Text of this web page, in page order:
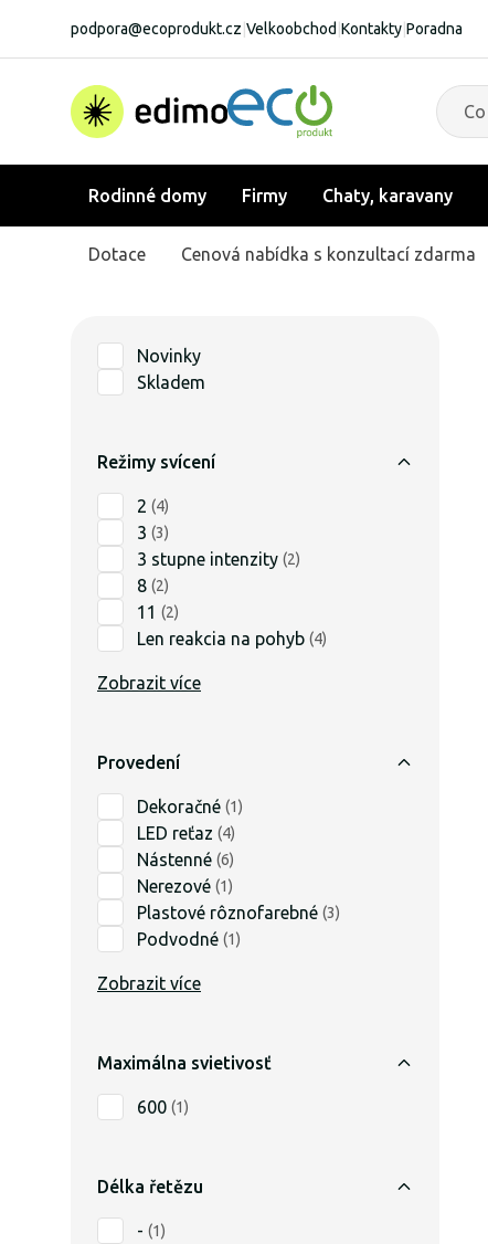
podpora@ecoprodukt.cz Velkoobchod Kontakty Poradna
Rodinné domy Firmy Chaty, karavany
Dotace Cenová nabídka s konzultací zdarma
Novinky
Skladem
Režimy svícení
2 (4)
3 (3)
3 stupne intenzity (2)
8 (2)
11 (2)
Len reakcia na pohyb (4)
Zobrazit více
Provedení
Dekoračné (1)
LED reťaz (4)
Nástenné (6)
Nerezové (1)
Plastové rôznofarebné (3)
Podvodné (1)
Zobrazit více
Maximálna svietivosť
600 (1)
Délka řetězu
- (1)